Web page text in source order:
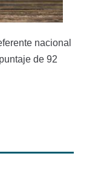
nacional
de 92